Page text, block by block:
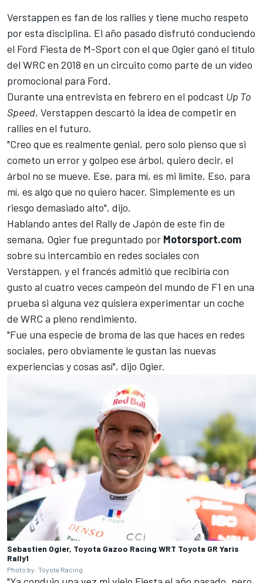
Verstappen es fan de los rallies y tiene mucho respeto
por esta disciplina. El año pasado disfrutó conduciendo
el Ford Fiesta de M-Sport con el que Ogier ganó el título
del WRC en 2018 en un circuito como parte de un vídeo
promocional para Ford.
Durante una entrevista en febrero en el podcast Up To
Speed, Verstappen descartó la idea de competir en
rallies en el futuro.
"Creo que es realmente genial, pero solo pienso que si
cometo un error y golpeo ese árbol, quiero decir, el
árbol no se mueve. Ese, para mí, es mi límite. Eso, para
mí, es algo que no quiero hacer. Simplemente es un
riesgo demasiado alto", dijo.
Hablando antes del Rally de Japón de este fin de
semana, Ogier fue preguntado por Motorsport.com
sobre su intercambio en redes sociales con
Verstappen, y el francés admitió que recibiría con
gusto al cuatro veces campeón del mundo de F1 en una
prueba si alguna vez quisiera experimentar un coche
de WRC a pleno rendimiento.
"Fue una especie de broma de las que haces en redes
sociales, pero obviamente le gustan las nuevas
experiencias y cosas así", dijo Ogier.
Sebastien Ogier, Toyota Gazoo Racing WRT Toyota GR Yaris
Rally1
Photo by: Toyota Racing